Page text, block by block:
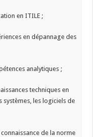
en ITILE ;
en dépannage des
analytiques ;
techniques en
les logiciels de
de la norme